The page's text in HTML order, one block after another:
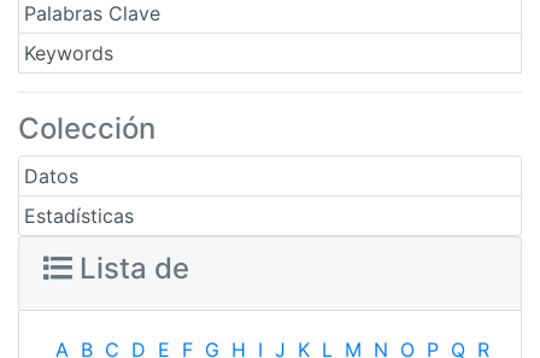
Palabras Clave
Keywords
Colección
Datos
Estadísticas
Lista de
A B C D E F G H I J K L M N O P Q R